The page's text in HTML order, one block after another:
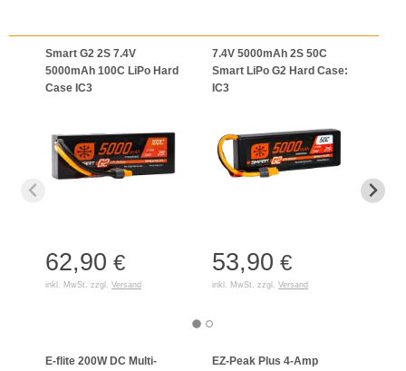
Smart G2 2S 7.4V
5000mAh 100C LiPo Hard
Case IC3
62,90 €
inkl. MwSt. zzgl. Versand
7.4V 5000mAh 2S 50C
Smart LiPo G2 Hard Case:
IC3
53,90 €
inkl. MwSt. zzgl. Versand
E-flite 200W DC Multi-
EZ-Peak Plus 4-Amp